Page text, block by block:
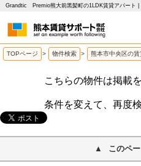
TOPページ > 物件検索 > 熊本市中央区の
こちらの物件は掲載
条件を変えて、再度
このペ